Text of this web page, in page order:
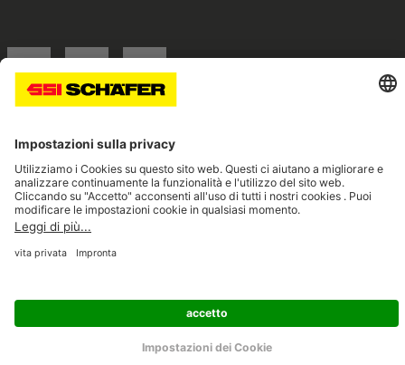
SSI facebookSSI youtubeSSI linkedin
Navigate to home page